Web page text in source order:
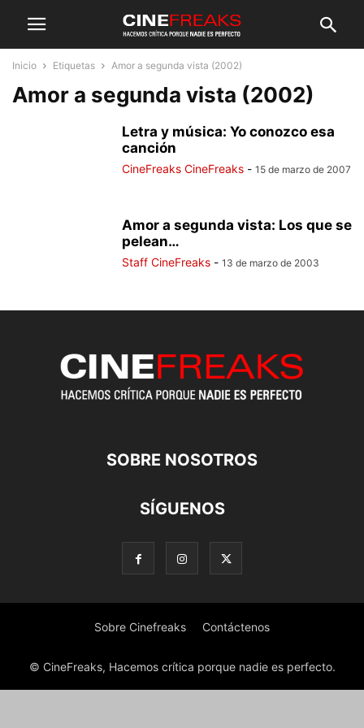
Inicio Etiquetas Amor a segunda vista (2002)
Amor a segunda vista (2002)
Letra y música: Yo conozco esa
canción
CineFreaks CineFreaks - 15 de marzo de 2007
Amor a segunda vista: Los que se
pelean…
Staff CineFreaks - 13 de marzo de 2003
SOBRE NOSOTROS
SÍGUENOS
Sobre Cinefreaks Contáctenos
© CineFreaks, Hacemos crítica porque nadie es perfecto.